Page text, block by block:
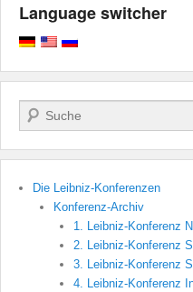
Language switcher
Suchen
Die Leibniz-Konferenzen
Konferenz-Archiv
1. Leibniz-Konferenz
2. Leibniz-Konferenz
3. Leibniz-Konferenz
4. Leibniz-Konferenz